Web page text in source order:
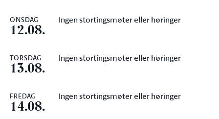
ONSDAG
12.08.
Ingen stortingsmøter eller høringer
TORSDAG
13.08.
Ingen stortingsmøter eller høringer
FREDAG
14.08.
Ingen stortingsmøter eller høringer